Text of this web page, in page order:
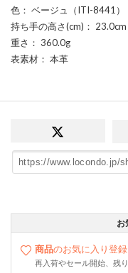
色 ： ベージュ（ITI-8441）
持ち手の高さ(cm) ： 23.0cm
重さ ： 360.0g
表素材 ： 本革
お
商品のお気に入り登録
再入荷やセール開始、残